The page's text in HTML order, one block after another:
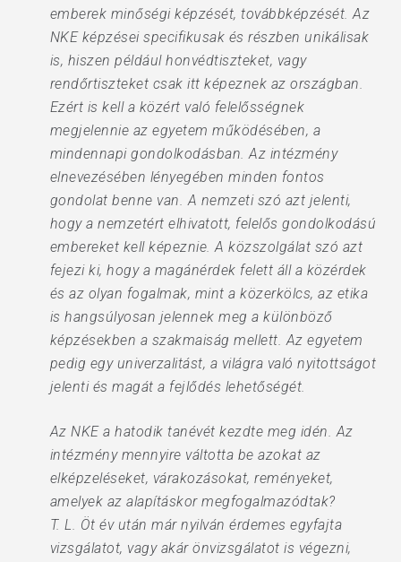
emberek minőségi képzését, továbbképzését. Az
NKE képzései specifikusak és részben unikálisak
is, hiszen például honvédtiszteket, vagy
rendőrtiszteket csak itt képeznek az országban.
Ezért is kell a közért való felelősségnek
megjelennie az egyetem működésében, a
mindennapi gondolkodásban. Az intézmény
elnevezésében lényegében minden fontos
gondolat benne van. A nemzeti szó azt jelenti,
hogy a nemzetért elhivatott, felelős gondolkodású
embereket kell képeznie. A közszolgálat szó azt
fejezi ki, hogy a magánérdek felett áll a közérdek
és az olyan fogalmak, mint a közerkölcs, az etika
is hangsúlyosan jelennek meg a különböző
képzésekben a szakmaiság mellett. Az egyetem
pedig egy univerzalitást, a világra való nyitottságot
jelenti és magát a fejlődés lehetőségét.
Az NKE a hatodik tanévét kezdte meg idén. Az
intézmény mennyire váltotta be azokat az
elképzeléseket, várakozásokat, reményeket,
amelyek az alapításkor megfogalmazódtak?
T. L. Öt év után már nyilván érdemes egyfajta
vizsgálatot, vagy akár önvizsgálatot is végezni,